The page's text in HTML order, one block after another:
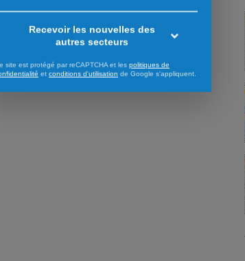
Recevoir les nouvelles des
autres secteurs
site est protégé par reCAPTCHA et les politiques de
et conditions d'utilisation de Google s'appliquent.